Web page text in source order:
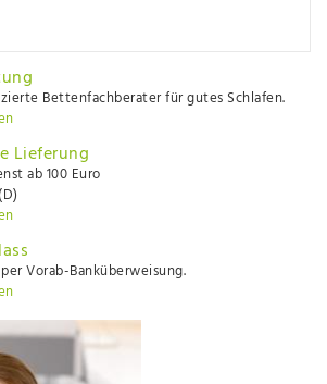
Bettenfachberater für gutes Schlafen.
Lieferung
ab 100 Euro
Vorab-Banküberweisung.